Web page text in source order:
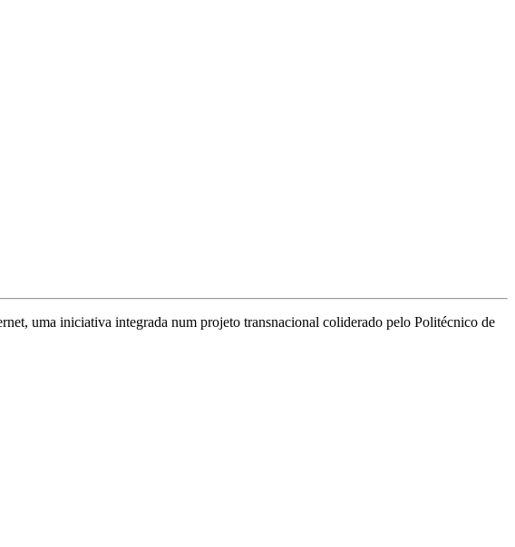
uma iniciativa integrada num projeto transnacional coliderado pelo Politécnico de